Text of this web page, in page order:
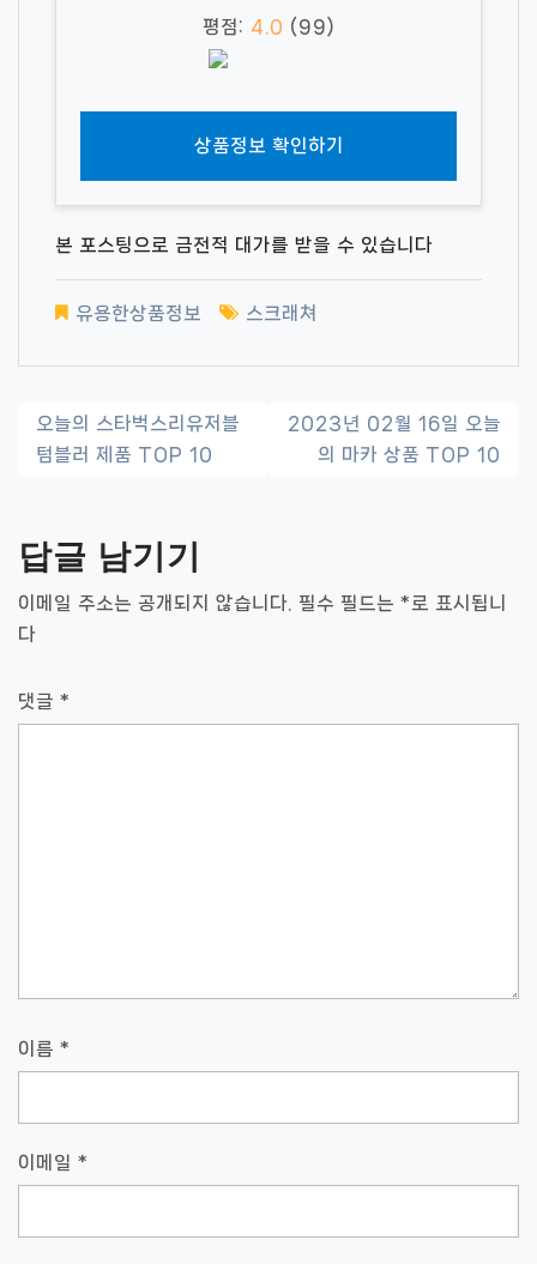
평점: 4.0 (99)
상품정보 확인하기
본 포스팅으로 금전적 대가를 받을 수 있습니다
유용한상품정보 스크래쳐
글
내
게
이
션
오늘의 스타벅스리유저블
텀블러 제품 TOP 10
2023년 02월 16일 오늘
의 마카 상품 TOP 10
답글 남기기
이메일 주소는 공개되지 않습니다. 필수 필드는 * 로 표시됩니
다
댓글 *
이름 *
이메일 *